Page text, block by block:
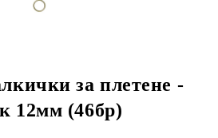
за плетене -
12мм (46бр)